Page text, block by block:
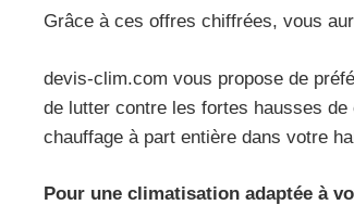
Grâce à ces offres chiffrées, vous
devis-clim.com vous propose de
de lutter contre les fortes hausses
chauffage à part entière dans votre
Pour une climatisation adaptée à